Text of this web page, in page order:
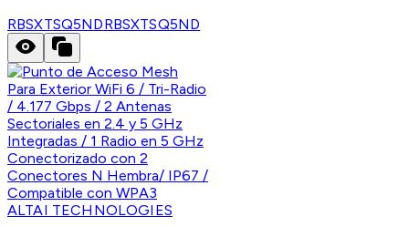
RBSXTSQ5NDRBSXTSQ5ND
ALTAI TECHNOLOGIES